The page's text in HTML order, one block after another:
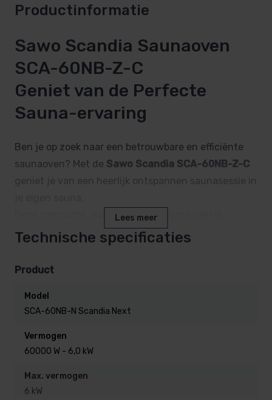
Productinformatie
Sawo Scandia Saunaoven
SCA-60NB-Z-C
Geniet van de Perfecte
Sauna-ervaring
Ben je op zoek naar een betrouwbare en efficiënte
saunaoven? Met de Sawo Scandia SCA-60NB-Z-C
geniet je van een heerlijk ontspannen saunasessie in
Deze compacte, maar krachtige saunaoven is
ontworpen voor ultiem comfort en gebruiksgemak.
En…. deze kachel is uitgevoerd met een bediening op
de saunakachel zelf. Je hebt dus geen separate
Waarom kiezen voor de Sawo
Scandia SCA-60NB-Z-C?
sauna’s.
Lees meer
Technische specificaties
Product
Model
SCA-60NB-N Scandia Next
Vermogen
60000 W - 6,0 kW
Max. vermogen
6 kW